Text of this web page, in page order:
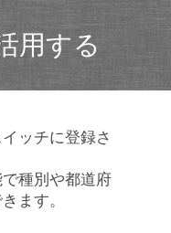
用する
ッチに登録さ
種別や都道府
ます。